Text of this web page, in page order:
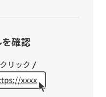
確認